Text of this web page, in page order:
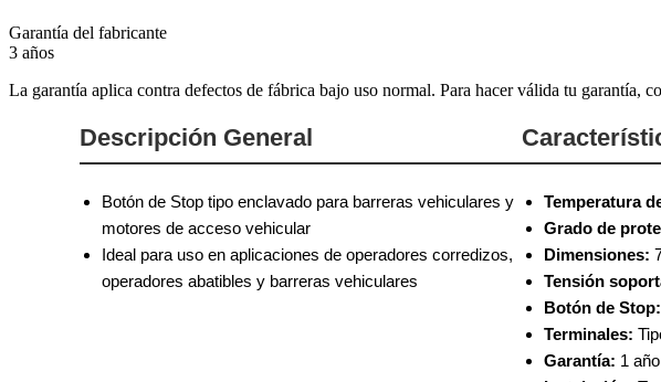
Garantía del fabricante
3 años
La garantía aplica contra defectos de fábrica bajo uso normal. Para hacer válida tu garantía,
Descripción General
Botón de Stop tipo enclavado para barreras vehiculares y
motores de acceso vehicular
Ideal para uso en aplicaciones de operadores corredizos,
operadores abatibles y barreras vehiculares
Temperatura
Grado de
Dimensiones:
Tensión
Botón de Stop:
Terminales:
Garantía: 1 año